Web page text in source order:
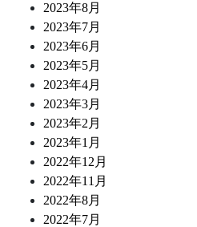
2023年8月
2023年7月
2023年6月
2023年5月
2023年4月
2023年3月
2023年2月
2023年1月
2022年12月
2022年11月
2022年8月
2022年7月